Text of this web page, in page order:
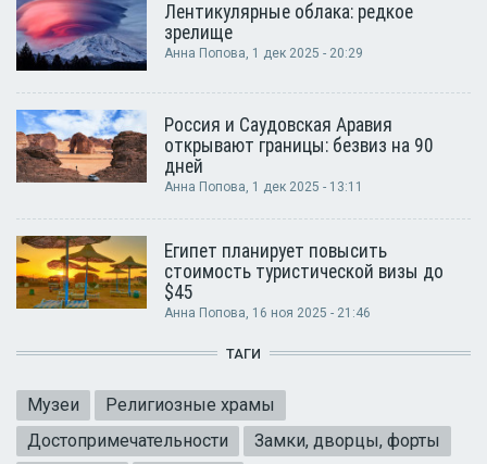
Лентикулярные облака: редкое
зрелище
Анна Попова, 1 дек 2025 - 20:29
Россия и Саудовская Аравия
открывают границы: безвиз на 90
дней
Анна Попова, 1 дек 2025 - 13:11
Египет планирует повысить
стоимость туристической визы до
$45
Анна Попова, 16 ноя 2025 - 21:46
ТАГИ
Музеи
Религиозные храмы
Достопримечательности
Замки, дворцы, форты